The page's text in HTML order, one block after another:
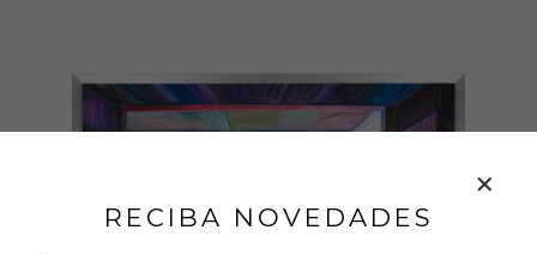
RECIBA NOVEDADES